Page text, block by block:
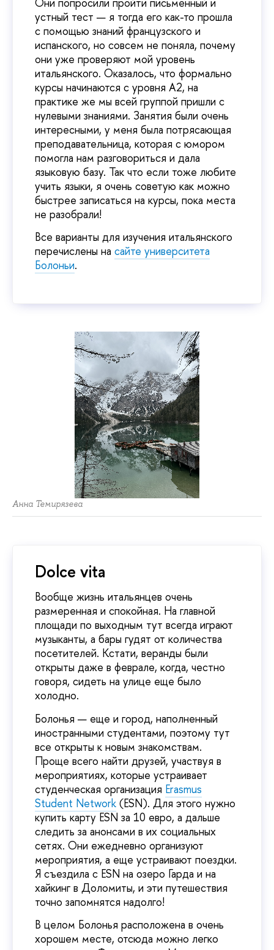
устный тест — я тогда его как-то прошла
с помощью знаний французского и
испанского, но совсем не поняла, почему
они уже проверяют мой уровень
итальянского. Оказалось, что формально
курсы начинаются с уровня А2, на
практике же мы всей группой пришли с
нулевыми знаниями. Занятия были очень
интересными, у меня была потрясающая
преподавательница, которая с юмором
помогла нам разговориться и дала
языковую базу. Так что если тоже любите
учить языки, я очень советую как можно
быстрее записаться на курсы, пока места
не разобрали!
Все варианты для изучения итальянского
перечислены на сайте университета
Болоньи.
Анна Темирязева
Dolce vita
Вообще жизнь итальянцев очень
размеренная и спокойная. На главной
площади по выходным тут всегда играют
музыканты, а бары гудят от количества
посетителей. Кстати, веранды были
открыты даже в феврале, когда, честно
говоря, сидеть на улице еще было
холодно.
Болонья — еще и город, наполненный
иностранными студентами, поэтому тут
все открыты к новым знакомствам.
Проще всего найти друзей, участвуя в
мероприятиях, которые устраивает
студенческая организация Erasmus
Student Network (ESN). Для этого нужно
купить карту ESN за 10 евро, а дальше
следить за анонсами в их социальных
сетях. Они ежедневно организуют
мероприятия, а еще устраивают поездки.
Я съездила с ESN на озеро Гарда и на
хайкинг в Доломиты, и эти путешествия
точно запомнятся надолго!
В целом Болонья расположена в очень
хорошем месте, отсюда можно легко